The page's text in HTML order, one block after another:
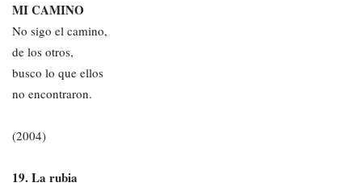
MI CAMINO
No sigo el camino,
de los otros,
busco lo que ellos
no encontraron.
(2004)
19. La rubia